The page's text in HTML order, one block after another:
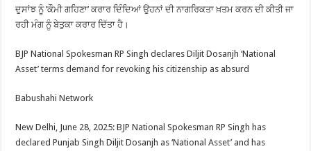
ਦੁਸਾਂਝ ਨੂੰ ’ਕੌਮੀ ਗਹਿਣਾ’ ਕਰਾਰ ਦਿੰਦਿਆਂ ਉਹਨਾਂ ਦੀ ਨਾਗਰਿਕਤਾ ਖ਼ਤਮ ਕਰਨ ਦੀ ਕੀਤੀ ਜਾ
ਰਹੀ ਮੰਗ ਨੂੰ ਬੇਤੁਕਾ ਕਰਾਰ ਦਿੱਤਾ ਹੈ।
BJP National Spokesman RP Singh declares Diljit Dosanjh ‘National
Asset’ terms demand for revoking his citizenship as absurd
Babushahi Network
New Delhi, June 28, 2025: BJP National Spokesman RP Singh has
declared Punjab Singh Diljit Dosanjh as ‘National Asset’ and has